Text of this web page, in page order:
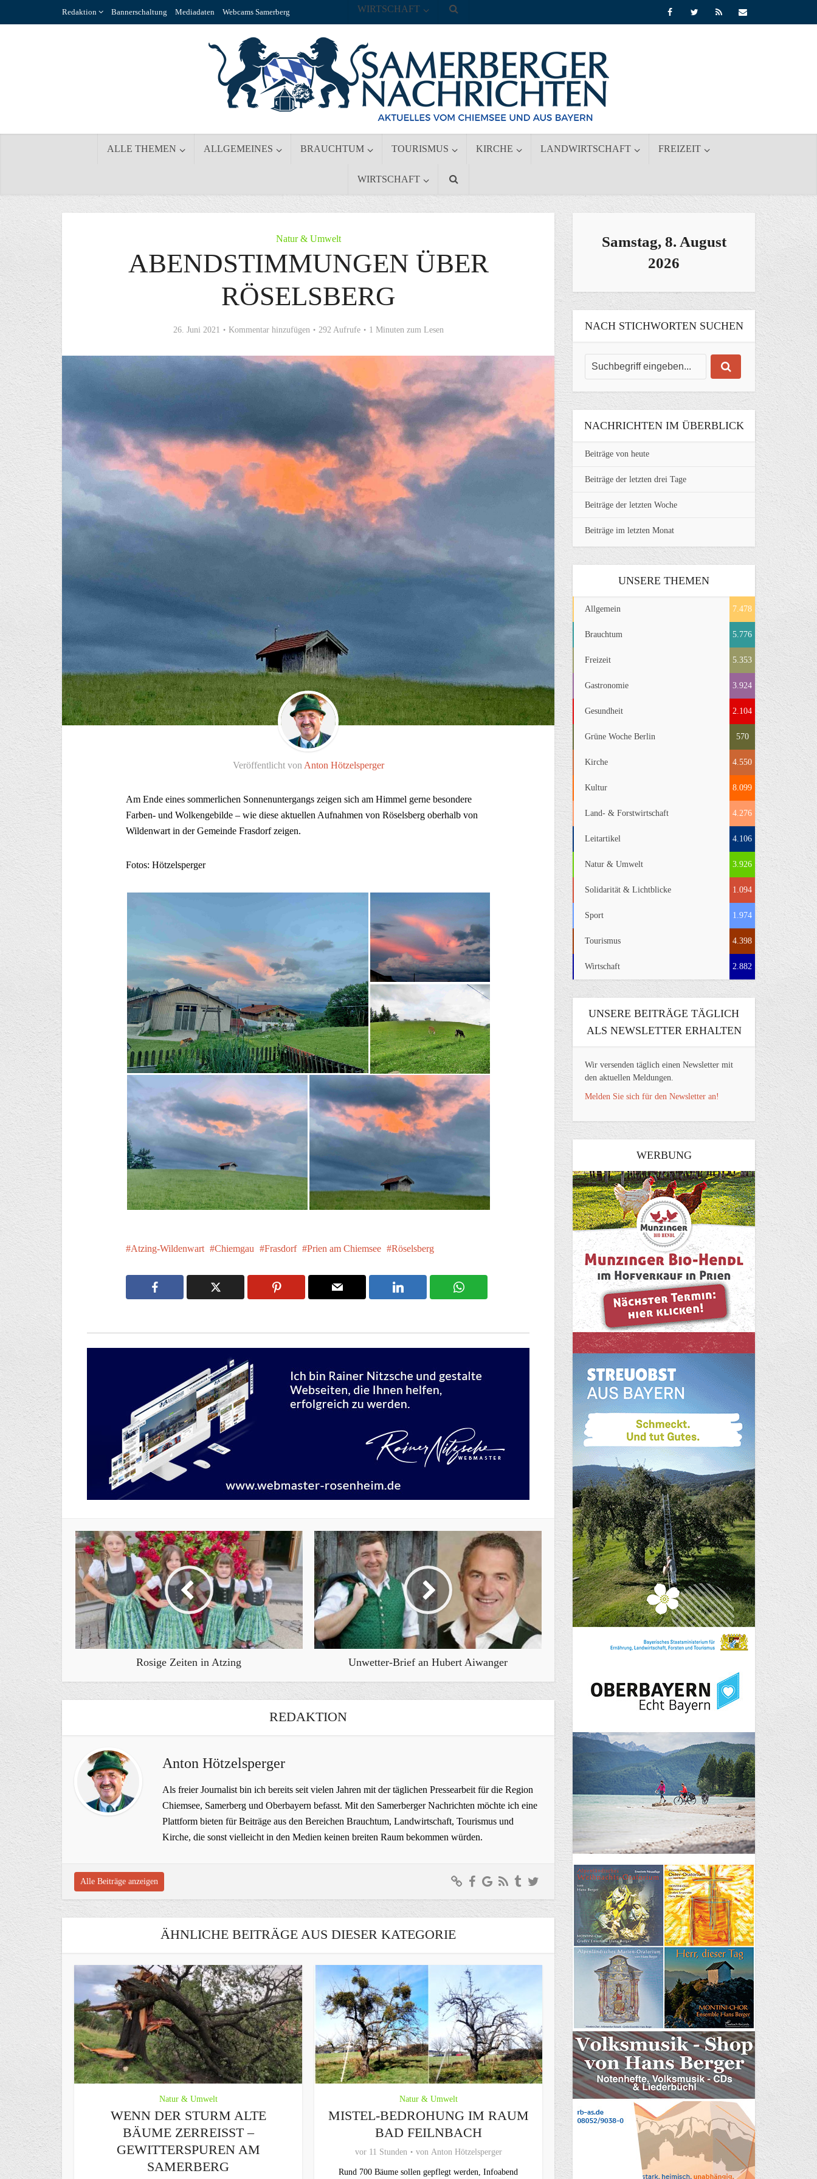
Redaktion Bannerschaltung Mediadaten Webcams Samerberg
ALLE THEMEN ALLGEMEINES BRAUCHTUM TOURISMUS KIRCHE LANDWIRTSCHAFT FREIZEIT
WIRTSCHAFT
WIRTSCHAFT
Natur & Umwelt
ABENDSTIMMUNGEN ÜBER
RÖSELSBERG
26. Juni 2021 Kommentar hinzufügen 292 Aufrufe 1 Minuten zum Lesen
Veröffentlicht von Anton Hötzelsperger
Am Ende eines sommerlichen Sonnenuntergangs zeigen sich am Himmel gerne besondere
Farben- und Wolkengebilde – wie diese aktuellen Aufnahmen von Röselsberg oberhalb von
Wildenwart in der Gemeinde Frasdorf zeigen.
Fotos: Hötzelsperger
Atzing-Wildenwart Chiemgau Frasdorf Prien am Chiemsee Röselsberg
Rosige Zeiten in Atzing Unwetter-Brief an Hubert Aiwanger
REDAKTION
Anton Hötzelsperger
Als freier Journalist bin ich bereits seit vielen Jahren mit der täglichen Pressearbeit für die Region
Chiemsee, Samerberg und Oberbayern befasst. Mit den Samerberger Nachrichten möchte ich eine
Plattform bieten für Beiträge aus den Bereichen Brauchtum, Landwirtschaft, Tourismus und
Kirche, die sonst vielleicht in den Medien keinen breiten Raum bekommen würden.
Alle Beiträge anzeigen
ÄHNLICHE BEITRÄGE AUS DIESER KATEGORIE
Natur & Umwelt
WENN DER STURM ALTE
BÄUME ZERREISST – G
EWITTERSPUREN AM S
AMERBERG
Natur & Umwelt
MISTEL-BEDROHUNG IM RAUM
BAD FEILNBACH
vor 11 Stunden von Anton Hötzelsperger
Rund 700 Bäume sollen gepflegt werden, Infoabend
Samstag, 8. August
2026
NACH STICHWORTEN SUCHEN
NACHRICHTEN IM ÜBERBLICK
Beiträge von heute
Beiträge der letzten drei Tage
Beiträge der letzten Woche
Beiträge im letzten Monat
UNSERE THEMEN
Allgemein 7.478
Brauchtum 5.776
Freizeit 5.353
Gastronomie 3.924
Gesundheit 2.104
Grüne Woche Berlin 570
Kirche 4.550
Kultur 8.099
Land- & Forstwirtschaft 4.276
Leitartikel 4.106
Natur & Umwelt 3.926
Solidarität & Lichtblicke 1.094
Sport 1.974
Tourismus 4.398
Wirtschaft 2.882
UNSERE BEITRÄGE TÄGLICH
ALS NEWSLETTER ERHALTEN
Wir versenden täglich einen Newsletter mit
den aktuellen Meldungen.
Melden Sie sich für den Newsletter an!
WERBUNG